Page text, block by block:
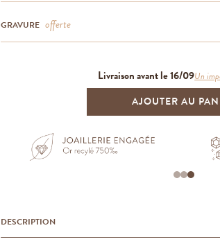
GRAVURE offerte
Livraison avant le 16/09Un
AJOUTER AU
DESCRIPTION